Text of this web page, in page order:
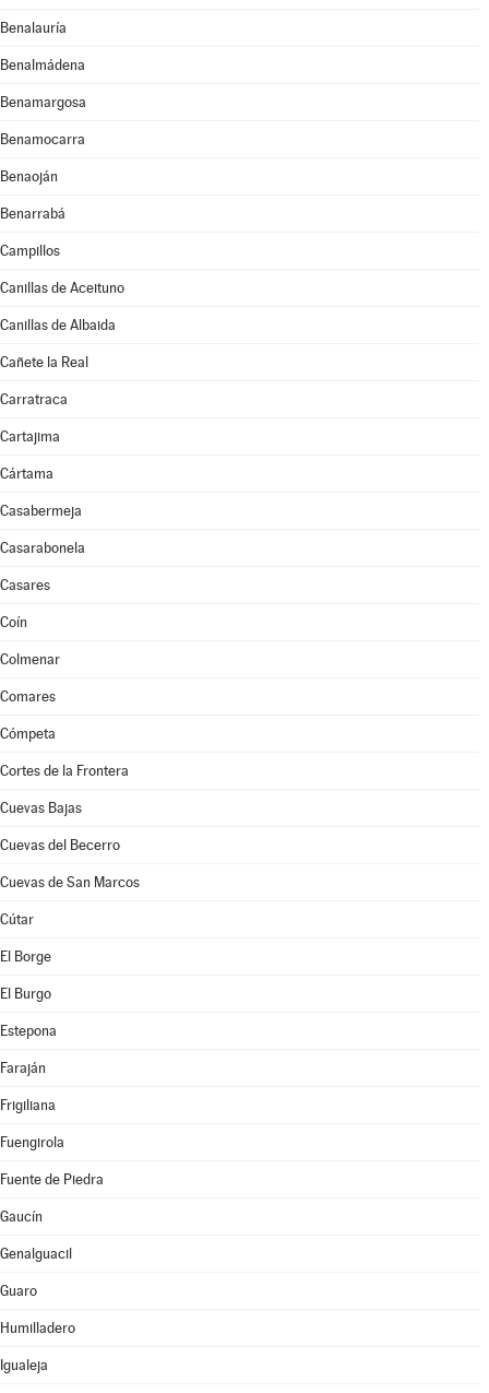
Benalauría
Benalmádena
Benamargosa
Benamocarra
Benaoján
Benarrabá
Campillos
Canillas de Aceituno
Canillas de Albaida
Cañete la Real
Carratraca
Cartajima
Cártama
Casabermeja
Casarabonela
Casares
Coín
Colmenar
Comares
Cómpeta
Cortes de la Frontera
Cuevas Bajas
Cuevas del Becerro
Cuevas de San Marcos
Cútar
El Borge
El Burgo
Estepona
Faraján
Frigiliana
Fuengirola
Fuente de Piedra
Gaucín
Genalguacil
Guaro
Humilladero
Igualeja